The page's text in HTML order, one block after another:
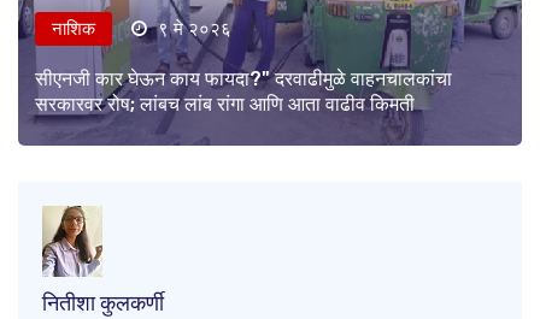
नाशिक ९ मे २०२६
सीएनजी कार घेऊन काय फायदा?" दरवाढीमुळे वाहनचालकांचा
सरकारवर रोष; लांबच लांब रांगा आणि आता वाढीव किमती
नितीशा कुलकर्णी